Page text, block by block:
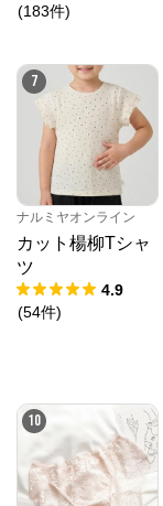
(183件)
7
ナルミヤオンライン
カット楊柳Tシャ
ツ
4.9
(54件)
10
クロスプ
N.O.R.C (ノ
ダ) 、
ALPHA
(デコイ)、
大人女子ブ
レディース
豊かにする